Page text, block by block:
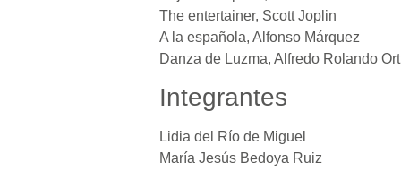
The entertainer, Scott Joplin
A la española, Alfonso Márquez
Danza de Luzma, Alfredo Rolando
Integrantes
Lidia del Río de Miguel
María Jesús Bedoya Ruiz